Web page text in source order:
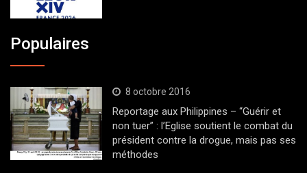
Populaires
8 octobre 2016
Reportage aux Philippines – “Guérir et
non tuer” : l’Eglise soutient le combat du
président contre la drogue, mais pas ses
méthodes